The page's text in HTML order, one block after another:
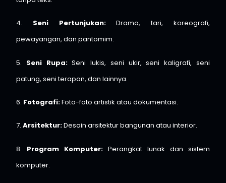
4. Seni Pertunjukan:Drama, tari, koreografi,
pewayangan, dan pantomim.
5. Seni Rupa:Seni lukis, seni ukir, seni kaligrafi, seni
patung, seni terapan, dan lainnya.
6. Fotografi:Foto-foto artistik atau dokumentasi.
7. Arsitektur:Desain arsitektur bangunan atau interior.
8. Program Komputer: Perangkat lunak dan sistem
komputer.